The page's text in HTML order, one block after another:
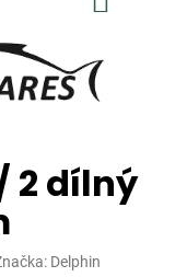
2 dílný
Delphin